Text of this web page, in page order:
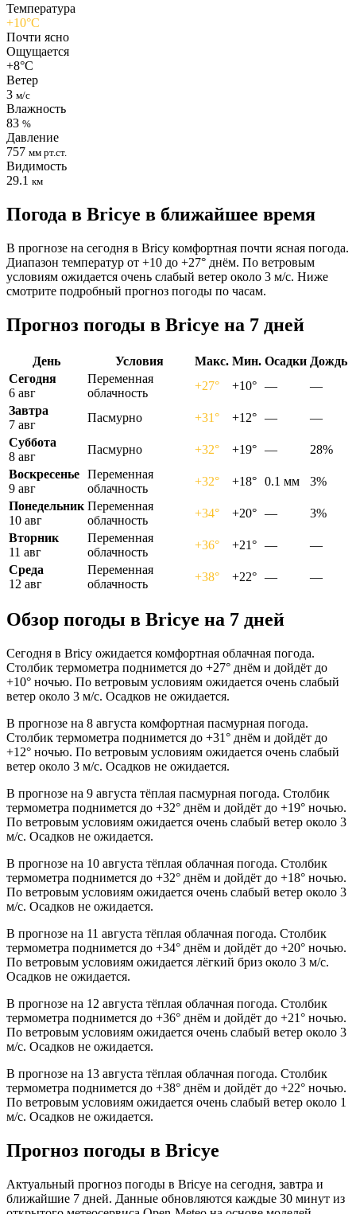
Температура
+10°C
Почти ясно
Ощущается
+8°C
Ветер
3 м/с
Влажность
83 %
Давление
757 мм рт.ст.
Видимость
29.1 км
Погода в Bricyе в ближайшее время
В прогнозе на сегодня в Bricy комфортная почти ясная погода.
Диапазон температур от +10 до +27° днём. По ветровым
условиям ожидается очень слабый ветер около 3 м/с. Ниже
смотрите подробный прогноз погоды по часам.
Прогноз погоды в Bricyе на 7 дней
День Условия Макс. Мин. Осадки Дождь
Сегодня
6 авг
Переменная
облачность
+27° +10° —
—
Завтра
7 авг
Пасмурно +31° +12° —
—
Суббота
8 авг
Пасмурно +32° +19° —
28%
Воскресенье
9 авг
Переменная
облачность
+32° +18° 0.1 мм
3%
Понедельник
10 авг
Переменная
облачность
+34° +20° —
3%
Вторник
11 авг
Переменная
облачность
+36° +21° —
—
Среда
12 авг
Переменная
облачность
+38° +22° — —
Обзор погоды в Bricyе на 7 дней
Сегодня в Bricy ожидается комфортная облачная погода.
Столбик термометра поднимется до +27° днём и дойдёт до
+10° ночью. По ветровым условиям ожидается очень слабый
ветер около 3 м/с. Осадков не ожидается.
В прогнозе на 8 августа комфортная пасмурная погода.
Столбик термометра поднимется до +31° днём и дойдёт до
+12° ночью. По ветровым условиям ожидается очень слабый
ветер около 3 м/с. Осадков не ожидается.
В прогнозе на 9 августа тёплая пасмурная погода. Столбик
термометра поднимется до +32° днём и дойдёт до +19° ночью.
По ветровым условиям ожидается очень слабый ветер около 3
м/с. Осадков не ожидается.
В прогнозе на 10 августа тёплая облачная погода. Столбик
термометра поднимется до +32° днём и дойдёт до +18° ночью.
По ветровым условиям ожидается очень слабый ветер около 3
м/с. Осадков не ожидается.
В прогнозе на 11 августа тёплая облачная погода. Столбик
термометра поднимется до +34° днём и дойдёт до +20° ночью.
По ветровым условиям ожидается лёгкий бриз около 3 м/с.
Осадков не ожидается.
В прогнозе на 12 августа тёплая облачная погода. Столбик
термометра поднимется до +36° днём и дойдёт до +21° ночью.
По ветровым условиям ожидается очень слабый ветер около 3
м/с. Осадков не ожидается.
В прогнозе на 13 августа тёплая облачная погода. Столбик
термометра поднимется до +38° днём и дойдёт до +22° ночью.
По ветровым условиям ожидается очень слабый ветер около 1
м/с. Осадков не ожидается.
Прогноз погоды в Bricyе
Актуальный прогноз погоды в Bricyе на сегодня, завтра и
ближайшие 7 дней. Данные обновляются каждые 30 минут из